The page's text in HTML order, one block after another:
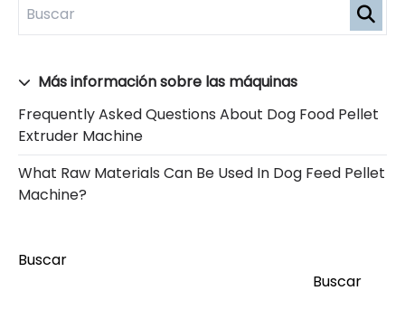
Más información sobre las máquinas
Frequently Asked Questions About Dog Food Pellet
Extruder Machine
What Raw Materials Can Be Used In Dog Feed Pellet
Machine?
Buscar
Buscar